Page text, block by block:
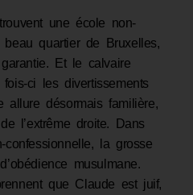
une école non-
quartier de Bruxelles,
Et le calvaire
ci les divertissements
allure désormais familière,
l’extrême droite. Dans
la grosse
musulmane.
que Claude est juif,